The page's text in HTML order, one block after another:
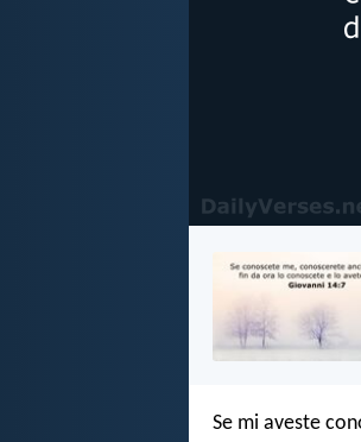
Se mi aveste